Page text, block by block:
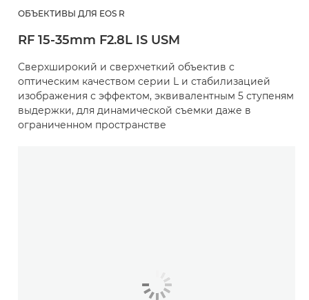
ОБЪЕКТИВЫ ДЛЯ EOS R
RF 15-35mm F2.8L IS USM
Сверхширокий и сверхчеткий объектив с
оптическим качеством серии L и стабилизацией
изображения с эффектом, эквивалентным 5 ступеням
выдержки, для динамической съемки даже в
ограниченном пространстве